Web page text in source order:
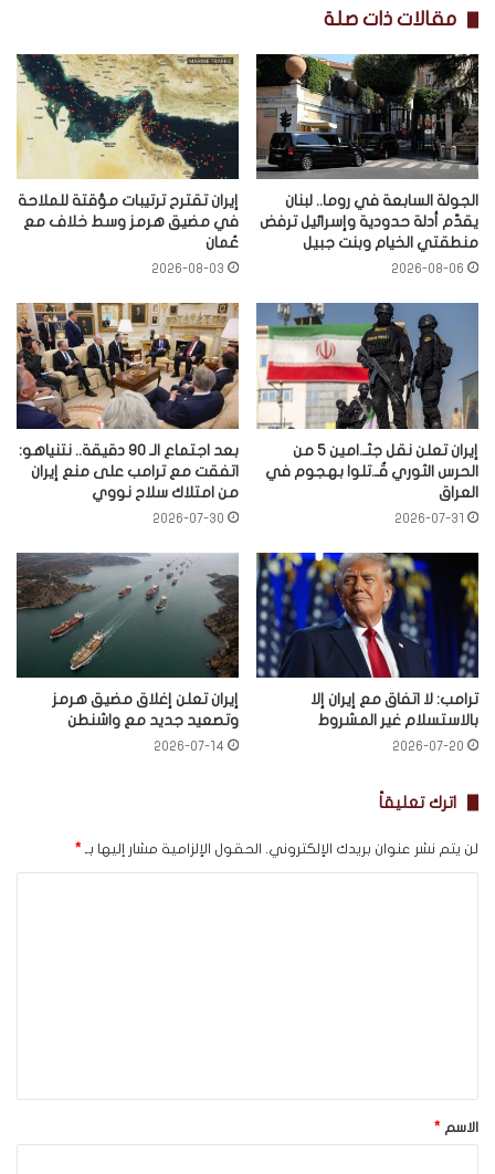
مقالات ذات صلة
الجولة السابعة في روما.. لبنان
يقدّم أدلة حدودية وإسرائيل ترفض
منطقتي الخيام وبنت جبيل
2026-08-06
إيران تقترح ترتيبات مؤقتة للملاحة
في مضيق هرمز وسط خلاف مع
عُمان
2026-08-03
إيران تعلن نقل جثـ.امين 5 من
الحرس الثوري قُـ.تلوا بهجوم في
العراق
2026-07-31
بعد اجتماع الـ 90 دقيقة.. نتنياهو:
اتفقت مع ترامب على منع إيران
من امتلاك سلاح نووي
2026-07-30
ترامب: لا اتفاق مع إيران إلا
بالاستسلام غير المشروط
2026-07-20
إيران تعلن إغلاق مضيق هرمز
وتصعيد جديد مع واشنطن
2026-07-14
اترك تعليقاً
لن يتم نشر عنوان بريدك الإلكتروني. الحقول الإلزامية مشار إليها بـ *
*الاسم *